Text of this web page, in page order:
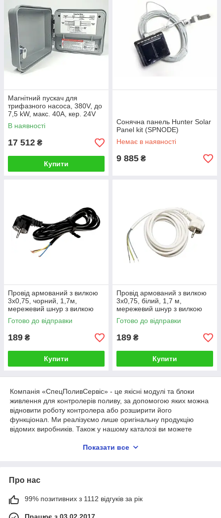
Магнітний пускач для
трифазного насоса, 380V, до
7,5 kW, макс. 40А, кер. 24V
AC, блок керування насосом
Hunter (США)
В наявності
17 512 ₴
Купити
Сонячна панель Hunter Solar
Panel kit (SPNODE)
Немає в наявності
9 885 ₴
Провід армований з вилкою
3х0,75, чорний, 1,7м,
мережевий шнур з вилкою
Готово до відправки
189 ₴
Купити
Провід армований з вилкою
3х0,75, білий, 1,7 м,
мережевий шнур з вилкою
Готово до відправки
189 ₴
Купити
Компанія «СпецПоливСервіс» - це якісні модулі та блоки
живлення для контролерів поливу, за допомогою яких можна
відновити роботу контролера або розширити його
функціонал. Ми реалізуємо лише оригінальну продукцію
відомих виробників. Також у нашому каталозі ви можете
покупців по всьому світу.
категорії
Трансформатори. Це прості та надійні комплектуючі
Показати все
Про нас
99% позитивних з 1112 відгуків за рік